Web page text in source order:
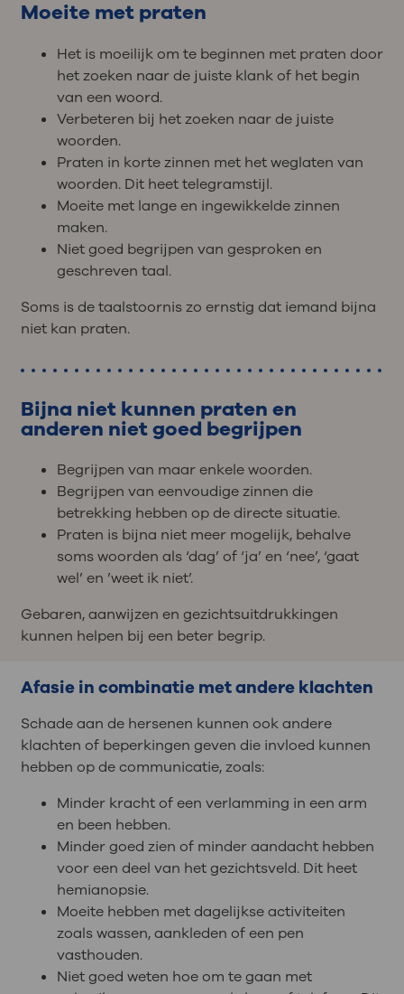
Moeite met praten
Het is moeilijk om te beginnen met praten door
het zoeken naar de juiste klank of het begin
van een woord.
Verbeteren bij het zoeken naar de juiste
woorden.
Praten in korte zinnen met het weglaten van
woorden. Dit heet telegramstijl.
Moeite met lange en ingewikkelde zinnen
maken.
Niet goed begrijpen van gesproken en
geschreven taal.
Soms is de taalstoornis zo ernstig dat iemand bijna
niet kan praten.
Bijna niet kunnen praten en
anderen niet goed begrijpen
Begrijpen van maar enkele woorden.
Begrijpen van eenvoudige zinnen die
betrekking hebben op de directe situatie.
Praten is bijna niet meer mogelijk, behalve
soms woorden als ‘dag’ of ‘ja’ en ‘nee’, ‘gaat
wel’ en ’weet ik niet’.
Gebaren, aanwijzen en gezichtsuitdrukkingen
kunnen helpen bij een beter begrip.
Afasie in combinatie met andere klachten
Schade aan de hersenen kunnen ook andere
klachten of beperkingen geven die invloed kunnen
hebben op de communicatie, zoals:
Minder kracht of een verlamming in een arm
en been hebben.
Minder goed zien of minder aandacht hebben
voor een deel van het gezichtsveld. Dit heet
hemianopsie.
Moeite hebben met dagelijkse activiteiten
zoals wassen, aankleden of een pen
vasthouden.
Niet goed weten hoe om te gaan met